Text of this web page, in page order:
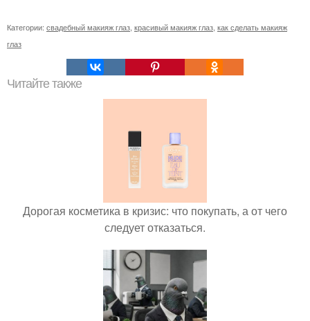
Категории: свадебный макияж глаз красивый макияж глаз как сделать макияж
глаз
Читайте также
Дорогая косметика в кризис: что покупать, а от чего
следует отказаться.